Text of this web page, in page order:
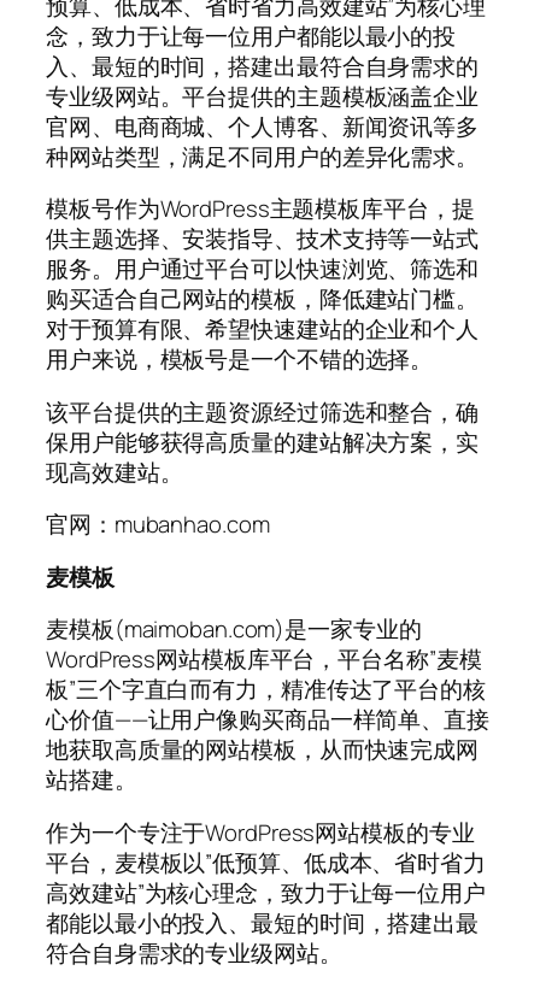
念，致力于让每一位用户都能以最小的投
入、最短的时间，搭建出最符合自身需求的
专业级网站。平台提供的主题模板涵盖企业
官网、电商商城、个人博客、新闻资讯等多
种网站类型，满足不同用户的差异化需求。
模板号作为WordPress主题模板库平台，提
供主题选择、安装指导、技术支持等一站式
服务。用户通过平台可以快速浏览、筛选和
购买适合自己网站的模板，降低建站门槛。
对于预算有限、希望快速建站的企业和个人
用户来说，模板号是一个不错的选择。
该平台提供的主题资源经过筛选和整合，确
保用户能够获得高质量的建站解决方案，实
现高效建站。
官网：mubanhao.com
麦模板
麦模板(maimoban.com)是一家专业的
WordPress网站模板库平台，平台名称”麦模
板”三个字直白而有力，精准传达了平台的核
心价值——让用户像购买商品一样简单、直接
地获取高质量的网站模板，从而快速完成网
站搭建。
作为一个专注于WordPress网站模板的专业
平台，麦模板以”低预算、低成本、省时省力
高效建站”为核心理念，致力于让每一位用户
都能以最小的投入、最短的时间，搭建出最
符合自身需求的专业级网站。